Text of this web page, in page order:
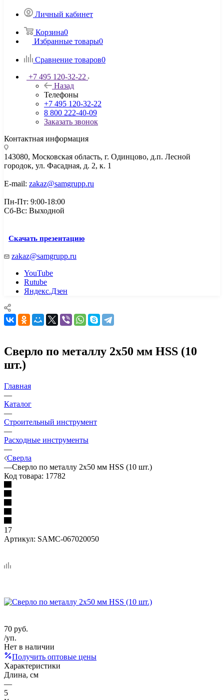
Личный кабинет
Корзина0
Избранные товары0
Сравнение товаров0
+7 495 120-32-22
Назад
Телефоны
+7 495 120-32-22
8 800 222-40-09
Заказать звонок
Контактная информация
143080, Mосковская область, г. Одинцово, д.п. Лесной
городок, ул. Фасадная, д. 2, к. 1
E-mail: zakaz@samgrupp.ru
Пн-Пт: 9:00-18:00
Сб-Вс: Выходной
Скачать презентацию
zakaz@samgrupp.ru
YouTube
Rutube
Яндекс.Дзен
Сверло по металлу 2х50 мм HSS (10
шт.)
Главная
—
Каталог
—
Строительный инструмент
—
Расходные инструменты
—
Сверла
—Сверло по металлу 2х50 мм HSS (10 шт.)
Код товара: 17782
17
Артикул: SAMC-067020050
70 руб.
/уп.
Нет в наличии
Получить оптовые цены
Характеристики
Длина, см
—
5